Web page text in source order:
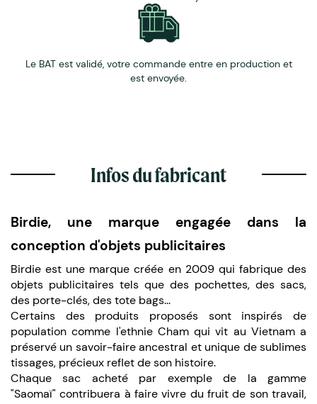
Le BAT est validé, votre commande entre en production et
est envoyée.
Infos du fabricant
Birdie, une marque engagée dans la
conception d'objets publicitaires
Birdie est une marque créée en 2009 qui fabrique des
objets publicitaires tels que des pochettes, des sacs,
des porte-clés, des tote bags...
Certains des produits proposés sont inspirés de
population comme l'ethnie Cham qui vit au Vietnam a
préservé un savoir-faire ancestral et unique de sublimes
tissages, précieux reflet de son histoire.
Chaque sac acheté par exemple de la gamme
"Saomaï" contribuera à faire vivre du fruit de son travail,